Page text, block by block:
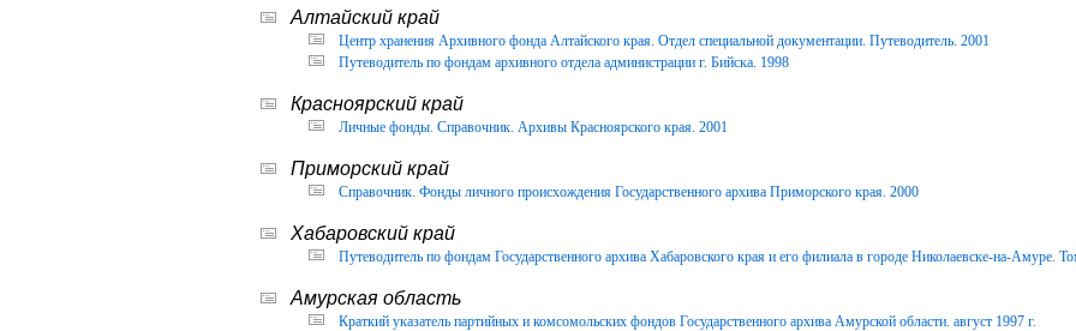
Алтайский край
Центр хранения Архивного фонда Алтайского края. Отдел специальной документации. Путеводитель. 2001
Путеводитель по фондам архивного отдела администрации г. Бийска. 1998
Красноярский край
Личные фонды. Справочник. Архивы Красноярского края. 2001
Приморский край
Справочник. Фонды личного происхождения Государственного архива Приморского края. 2000
Хабаровский край
Путеводитель по фондам Государственного архива Хабаровского края и его филиала в городе Николаевске-на-Амуре.
Амурская область
Краткий указатель партийных и комсомольских фондов Государственного архива Амурской области. август 1997 г.